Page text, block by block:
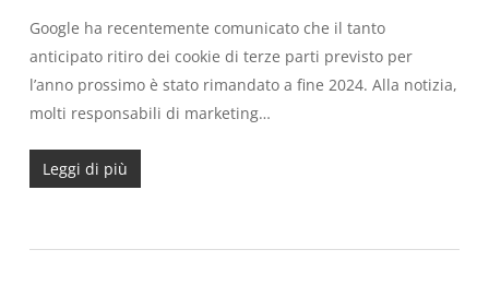
Google ha recentemente comunicato che il tanto
anticipato ritiro dei cookie di terze parti previsto per
l’anno prossimo è stato rimandato a fine 2024. Alla notizia,
molti responsabili di marketing…
Leggi di più